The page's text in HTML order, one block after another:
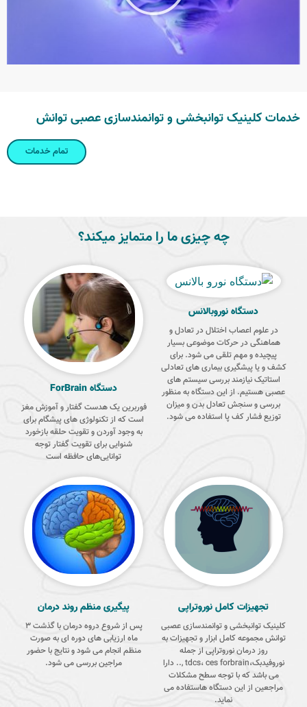
خدمات کلینیک توانبخشی و توانمندسازی عصبی توانش
تمام خدمات
چه چیزی ما را متمایز میکند؟
دستگاه نوروبالانس
در علوم اعصاب اختلال در تعادل و
هماهنگی در حرکات موضوعی بسیار
پیچیده و مهم تلقی می شود. برای
کشف و یا پیشگیری بیماری های تعادلی
استاتیک نیازمند بررسی سیستم های
عصبی هستیم. از این دستگاه به منظور
بررسی و سنجش تعادل بدن و میزان
توزیع فشار کف پا استفاده می شود.
دستگاه ForBrain
فوربرین یک هدست گفتار و آموزش مغز
است که از تکنولوژی های پیشگام برای
به وجود آوردن و تقویت حلقه بازخورد
شنوایی برای تقویت گفتار توجه
توانایی‌های حافظه است
تجهیزات کامل نوروتراپی
کلینیک توانبخشی و توانمندسازی عصبی
توانش مجموعه کامل ابزار و تجهیزات به
روز درمان نوروتراپی از جمله
نوروفیدبک،tdcs، ces forbrain ,.. دارا
می باشد که با توجه سطح مشکلات
مراجعین از این دستگاه هاستفاده می
نماید.
پیگیری منظم روند درمان
پس از شروع دروه درمان با گذشت 3
ماه ارزیابی های دوره ای به صورت
منظم انجام می شود و نتایج با حضور
مراجین بررسی می شود.